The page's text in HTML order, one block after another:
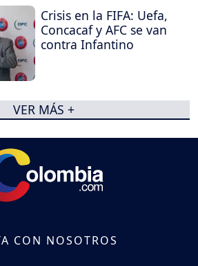
Crisis en la FIFA: Uefa,
Concacaf y AFC se van
contra Infantino
VER MÁS +
CON NOSOTROS